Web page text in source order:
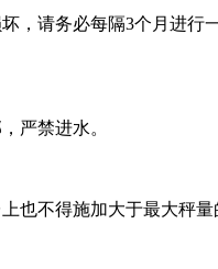
请务必每隔3个月进行
严禁进水。
不得施加大于最大秤量